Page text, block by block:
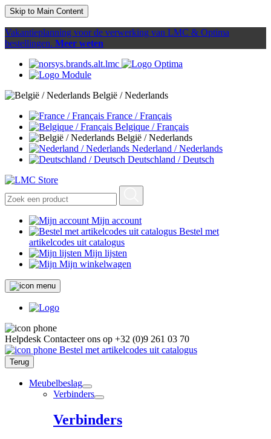
Skip to Main Content
Vakantieplanning voor de verwerking van LMC & Optima
bestellingen. Meer weten
België / Nederlands
France / Français
Belgique / Français
België / Nederlands
Nederland / Nederlands
Deutschland / Deutsch
Mijn account
Bestel met
artikelcodes uit catalogus
Mijn lijsten
Mijn winkelwagen
Helpdesk Contacteer ons op +32 (0)9 261 03 70
Bestel met artikelcodes uit catalogus
Terug
Meubelbeslag
Verbinders
Verbinders